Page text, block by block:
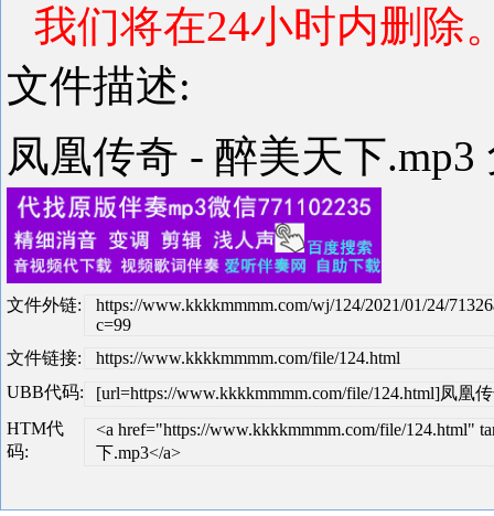
我们将在24小时内删除
文件描述:
凤凰传奇 - 醉美天下.mp3
文件外链:
https://www.kkkkmmmm.com/wj/124/2021/01/24/
c=99
文件链接:
https://www.kkkkmmmm.com/file/124.html
UBB代码:
[url=https://www.kkkkmmmm.com/file/124.html]凤凰
HTM代
码:
<a href="https://www.kkkkmmmm.com/file/124.html"
下.mp3</a>